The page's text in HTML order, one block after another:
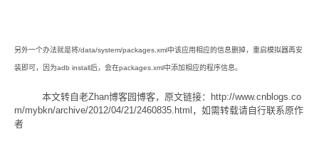
另外一个办法就是将/data/system/packages.xml中该应用相应的信息删掉，重启模拟器再安
装即可，因为adb install后，会在packages.xml中添加相应的程序信息。
本文转自老Zhan博客园博客，原文链接：http://www.cnblogs.co
m/mybkn/archive/2012/04/21/2460835.html，如需转载请自行联系原作
者